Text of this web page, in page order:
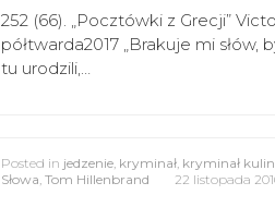
252 (66). „Pocztówki z Grecji”
półtwarda2017 „Brakuje mi
tu urodzili,…
Posted in jedzenie, kryminał, kryminał
Słowa, Tom Hillenbrand 22 listopada